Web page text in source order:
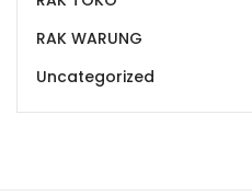
RAK WARUNG
Uncategorized